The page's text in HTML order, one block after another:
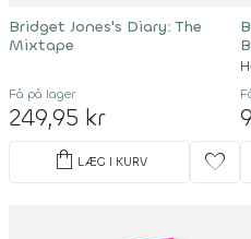
Bridget Jones's Diary: The
Mixtape
Få på lager
249,95 kr
shopping_bag LÆG I KURV favorite